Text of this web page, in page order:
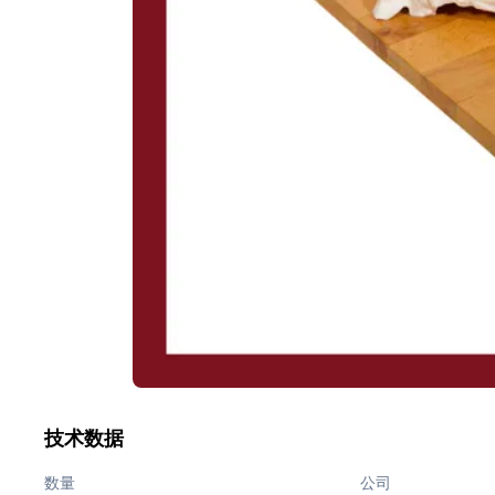
技术数据
数量 公司